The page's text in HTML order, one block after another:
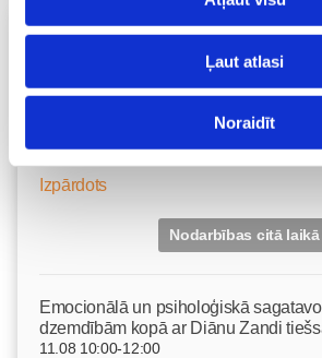
Ļaut atlasi
Noraidīt
Vecāku skola
Grūtnieču masāža, pēcdzemdību
masāža Māmiņu klubā pie masāžas
10.08 11:30-15:30
Izpārdots
Nodarbības citā laikā
Emocionālā un psiholoģiskā
dzemdībām kopā ar Diānu Zandi
11.08 10:00-12:00